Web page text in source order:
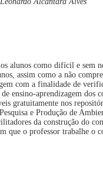
alunos como difícil e sem
assim como a não
com a finalidade de
ensino-aprendizagem
gratuitamente nos
e Produção de
da construção do
que o professor trabalhe